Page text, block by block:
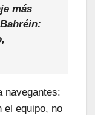
más
navegantes:
el equipo, no